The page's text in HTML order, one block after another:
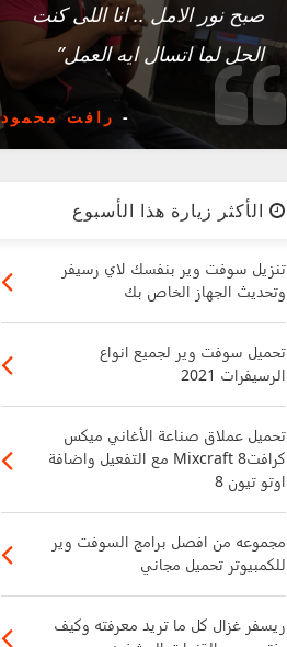
صبح نور الامل .. انا اللى كنت
الحل لما اتسال ايه العمل”
- رافت محمود
الأكثر زيارة هذا الأسبوع
تنزيل سوفت وير بنفسك لاي رسيفر
وتحديث الجهاز الخاص بك
تحميل سوفت وير لجميع انواع
الرسيفرات 2021
تحميل عملاق صناعة الأغاني ميكس
كرافت8 Mixcraft مع التفعيل واضافة
اوتو تيون 8
مجموعه من افصل برامج السوفت وير
للكمبيوتر تحميل مجاني
ريسفر غزال كل ما تريد معرفته وكيف